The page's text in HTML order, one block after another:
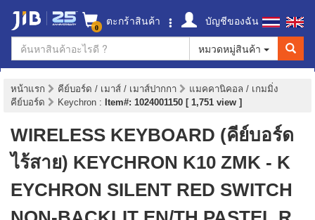
0 ตะกร้าสินค้า
บัญชีของฉัน
หมวดหมู่สินค้า
หน้าแรก คีย์บอร์ด / เมาส์ / เมาส์ปากกา
แมคคานิคอล / เกมมิ่ง
คีย์บอร์ด
Keychron : Item#: 1024001150 [ 1,751 view ]
WIRELESS KEYBOARD (คีย์บอร์ด
ไร้สาย) KEYCHRON K10 ZMK - K
EYCHRON SILENT RED SWITCH